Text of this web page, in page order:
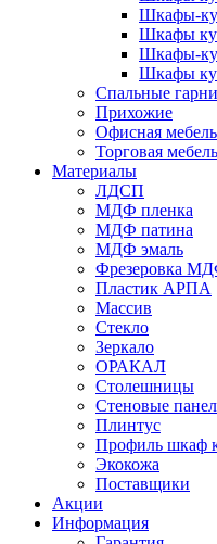
Шкафы-
Шкафы
Шкафы-
Шкафы
Спальные
Прихожие
Офисная мебель
Торговая мебель
Материалы
ЛДСП
МДФ пленка
МДФ патина
МДФ эмаль
Фрезеровка
Пластик АРПА
Массив
Стекло
Зеркало
ОРАКАЛ
Столешницы
Стеновые
Плинтус
Профиль шкаф
Экокожа
Поставщики
Акции
Информация